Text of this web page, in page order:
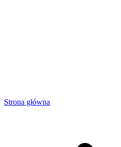
Strona główna